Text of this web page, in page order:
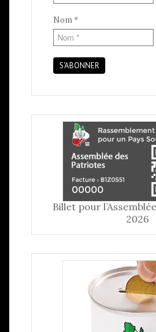
Nom*
S'ABONNER
Billet pour
2026